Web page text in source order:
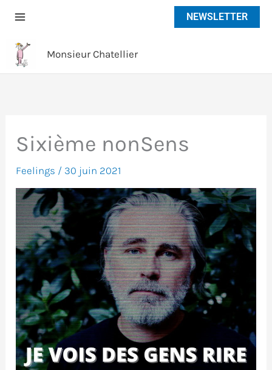
NEWSLETTER
Monsieur Chatellier
Sixième nonSens
Feelings / 30 juin 2021